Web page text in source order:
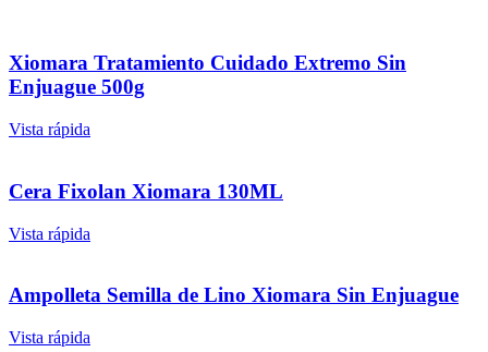
Xiomara Tratamiento Cuidado Extremo Sin
Enjuague 500g
Vista rápida
Cera Fixolan Xiomara 130ML
Vista rápida
Ampolleta Semilla de Lino Xiomara Sin Enjuague
Vista rápida